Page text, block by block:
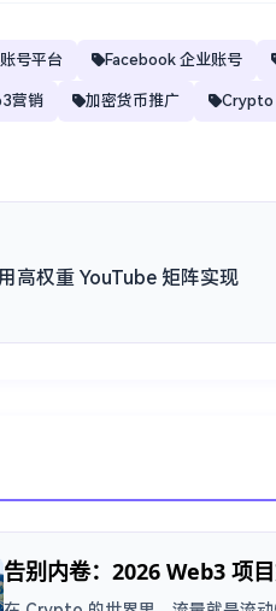
号平台 Facebook 企业账号
营销 加密货币推广
高权重 YouTube 矩阵实现
告别内卷：2026 Web3 项